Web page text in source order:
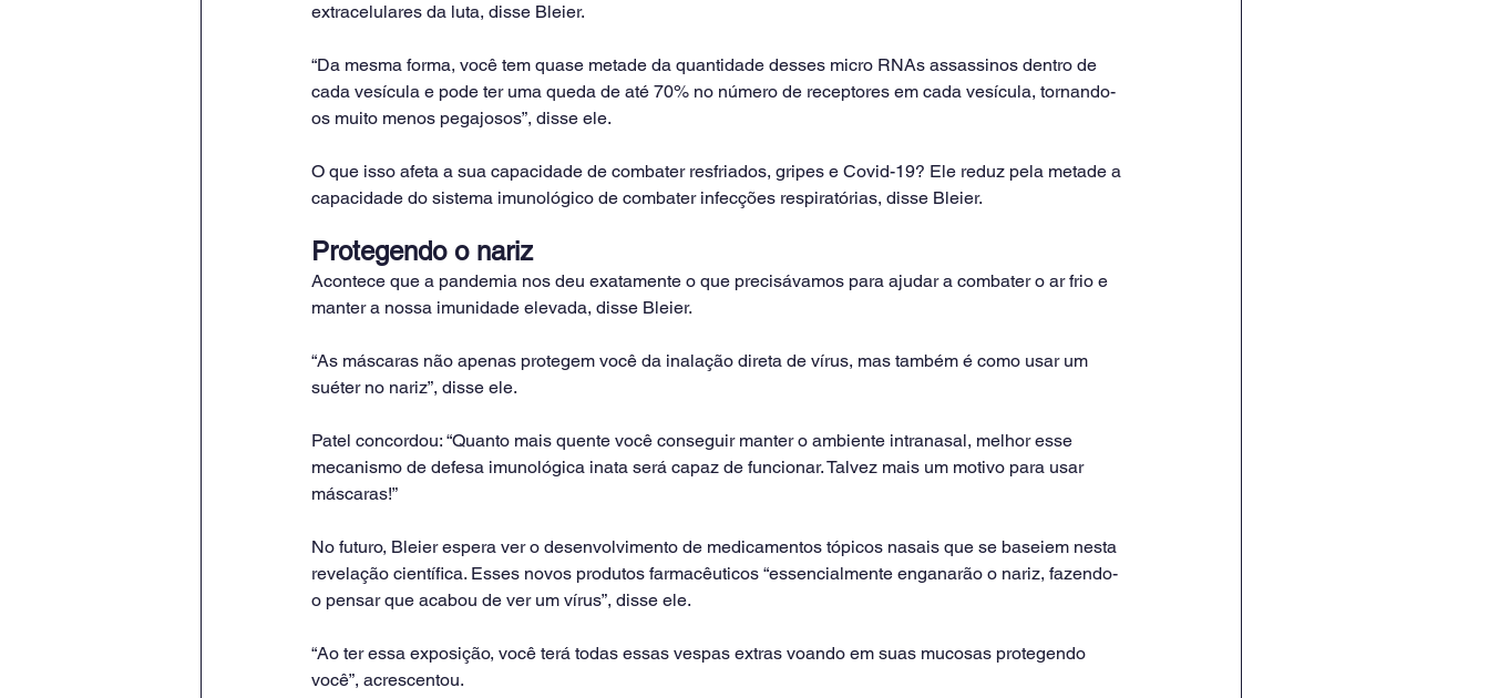
extracelulares da luta, disse Bleier.
“Da mesma forma, você tem quase metade da quantidade desses micro RNAs assassinos dentro de
cada vesícula e pode ter uma queda de até 70% no número de receptores em cada vesícula, tornando-
os muito menos pegajosos”, disse ele.
O que isso afeta a sua capacidade de combater resfriados, gripes e Covid-19? Ele reduz pela metade a
capacidade do sistema imunológico de combater infecções respiratórias, disse Bleier.
Protegendo o nariz
Acontece que a pandemia nos deu exatamente o que precisávamos para ajudar a combater o ar frio e
manter a nossa imunidade elevada, disse Bleier.
“As máscaras não apenas protegem você da inalação direta de vírus, mas também é como usar um
suéter no nariz”, disse ele.
Patel concordou: “Quanto mais quente você conseguir manter o ambiente intranasal, melhor esse
mecanismo de defesa imunológica inata será capaz de funcionar. Talvez mais um motivo para usar
máscaras!”
No futuro, Bleier espera ver o desenvolvimento de medicamentos tópicos nasais que se baseiem nesta
revelação científica. Esses novos produtos farmacêuticos “essencialmente enganarão o nariz, fazendo-
o pensar que acabou de ver um vírus”, disse ele.
“Ao ter essa exposição, você terá todas essas vespas extras voando em suas mucosas protegendo
você”, acrescentou.